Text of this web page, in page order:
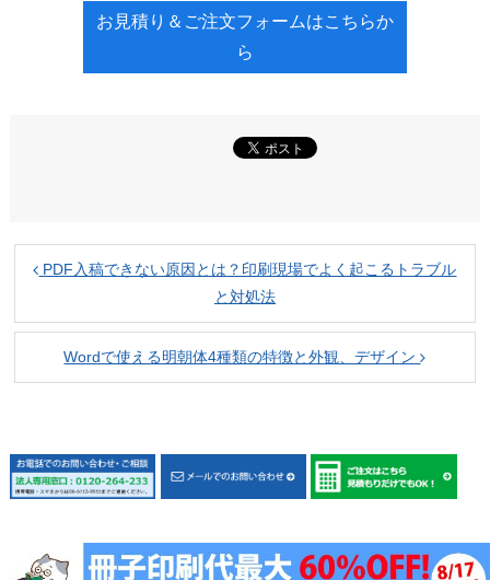
お見積り＆ご注文フォームはこちらか
ら
PDF入稿できない原因とは？印刷現場でよく起こるトラブル
と対処法
Wordで使える明朝体4種類の特徴と外観、デザイン